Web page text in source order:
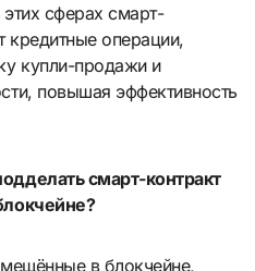
сферах смарт-
кредитные операции,
купли-продажи и
повышая эффективность
смарт-контракт
в блокчейне,